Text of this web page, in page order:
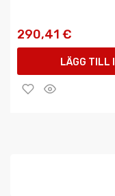
290,41 €
LÄGG TILL I
VARUKORGEN